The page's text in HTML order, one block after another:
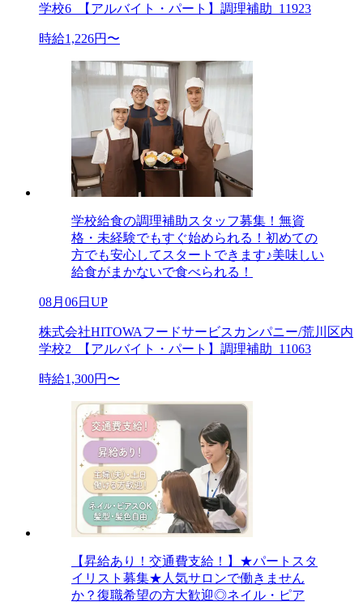
学校6_【アルバイト・パート】調理補助_11923
時給1,226円〜
学校給食の調理補助スタッフ募集！無資
格・未経験でもすぐ始められる！初めての
方でも安心してスタートできます♪美味しい
給食がまかないで食べられる！
08月06日UP
株式会社HITOWAフードサービスカンパニー/荒川区内
学校2_【アルバイト・パート】調理補助_11063
時給1,300円〜
【昇給あり！交通費支給！】★パートスタ
イリスト募集★人気サロンで働きません
か？復職希望の方大歓迎◎ネイル・ピア